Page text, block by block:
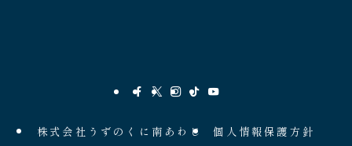
株式会社うずのくに南あわじ 個人情報保護方針